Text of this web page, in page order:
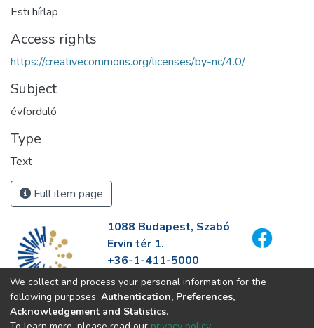
Esti hírlap
Access rights
https://creativecommons.org/licenses/by-nc/4.0/
Subject
évforduló
Type
Text
Full item page
1088 Budapest, Szabó
Ervin tér 1.
+36-1-411-5000
info@fszek.hu
https://fszek.hu
We collect and process your personal information for the
following purposes: Authentication, Preferences,
Acknowledgement and Statistics.